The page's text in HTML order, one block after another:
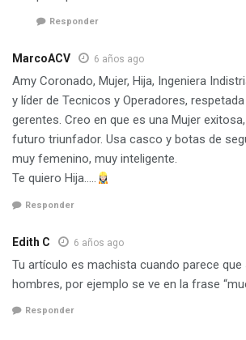
Responder
MarcoACV 6 años ago
Amy Coronado, Mujer, Hija, Ingeniera
y líder de Tecnicos y Operadores,
gerentes. Creo en que es una Mujer
futuro triunfador. Usa casco y botas de
muy femenino, muy inteligente.
Te quiero Hija…..
Responder
Edith C 6 años ago
Tu artículo es machista cuando parece
hombres, por ejemplo se ve en la frase
Responder